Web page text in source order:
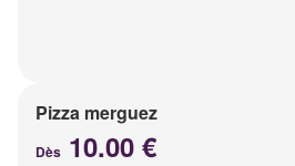
Pizza merguez
Dès 10.00 €